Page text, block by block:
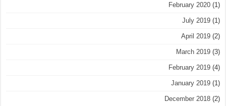
February 2020(1)
July 2019(1)
April 2019(2)
March 2019(3)
February 2019(4)
January 2019(1)
December 2018(2)